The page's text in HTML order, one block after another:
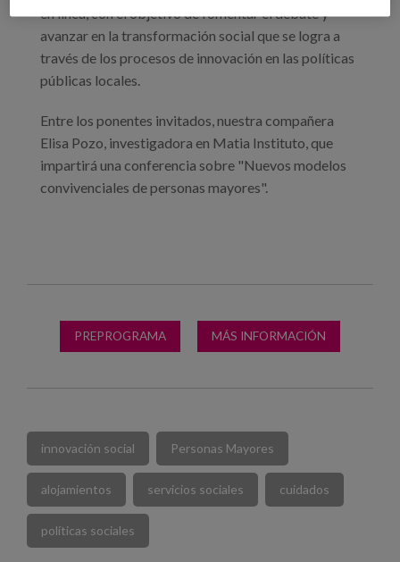
en línea, con el objetivo de fomentar el debate y
avanzar en la transformación social que se logra a
través de los procesos de innovación en las políticas
públicas locales.
Entre los ponentes invitados, nuestra compañera
Elisa Pozo, investigadora en Matia Instituto, que
impartirá una conferencia sobre "Nuevos modelos
convivenciales de personas mayores".
PREPROGRAMA MÁS INFORMACIÓN
innovación social Personas Mayores
alojamientos servicios sociales cuidados
políticas sociales